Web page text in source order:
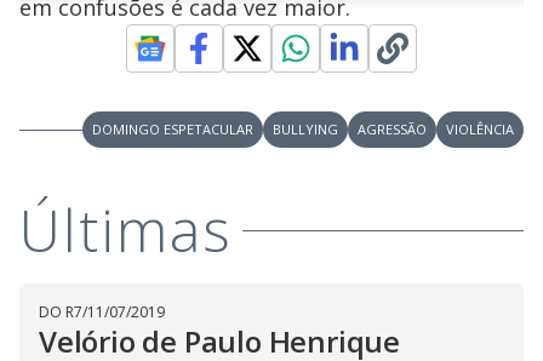
a
y
i
d
n
d
o
s
u
n
d
o
s
M
u
em confusões é cada vez maior.
DOMINGO ESPETACULAR BULLYING AGRESSÃO VIOLÊNCIA
Últimas
DO R7/11/07/2019
Velório de Paulo Henrique